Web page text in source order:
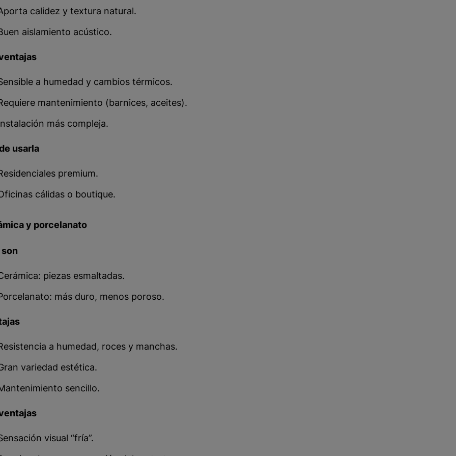
calidez y textura natural.
aislamiento acústico.
a humedad y cambios térmicos.
mantenimiento (barnices, aceites).
más compleja.
usarla
premium.
cálidas o boutique.
y porcelanato
piezas esmaltadas.
más duro, menos poroso.
a humedad, roces y manchas.
variedad estética.
sencillo.
visual “fría”.